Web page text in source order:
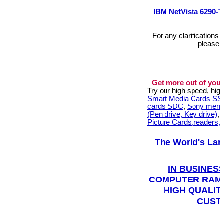
IBM NetVista
For any
Get more out of
Try our high speed,
Smart Media Cards
cards SDC, Sony
(Pen drive, Key drive)
Picture
The World's
IN
COMPUTER
HIGH